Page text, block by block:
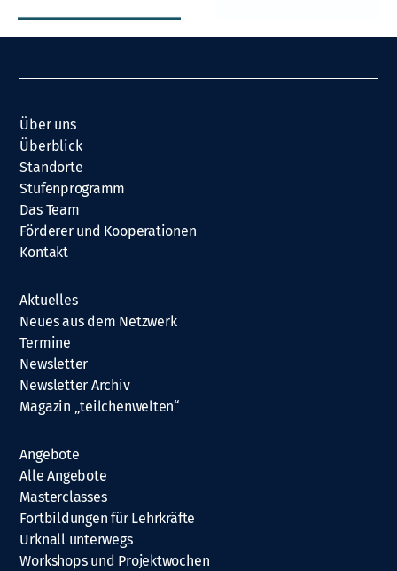
Über uns
Überblick
Standorte
Stufenprogramm
Das Team
Förderer und Kooperationen
Kontakt
Aktuelles
Neues aus dem Netzwerk
Termine
Newsletter
Newsletter Archiv
Magazin „teilchenwelten“
Angebote
Alle Angebote
Masterclasses
Fortbildungen für Lehrkräfte
Urknall unterwegs
Workshops und Projektwochen